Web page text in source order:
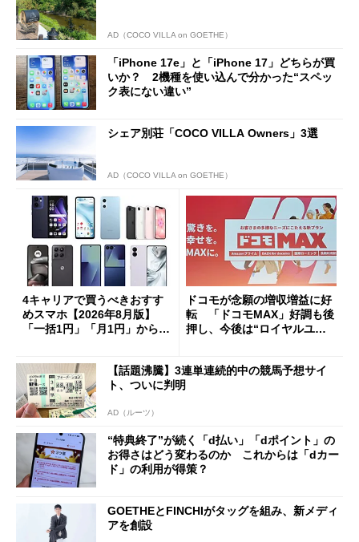
AD（COCO VILLA on GOETHE）
「iPhone 17e」と「iPhone 17」どちらが買
いか？ 2機種を使い込んで分かった“スペッ
ク表にない違い”
シェア別荘「COCO VILLA Owners」3選
AD（COCO VILLA on GOETHE）
4キャリアで買うべきおすす
めスマホ【2026年8月版】
「一括1円」「月1円」からお
ドコモが念願の増収増益に好
転 「ドコモMAX」好調も後
押し、今後は“ロイヤルユー
【話題沸騰】3連単連続的中の競馬予想サイ
ト、ついに判明
AD（ルーツ）
“特典終了”が続く「d払い」「dポイント」の
お得さはどう変わるのか これからは「dカー
ド」の利用が得策？
GOETHEとFINCHIがタッグを組み、新メディ
アを創設